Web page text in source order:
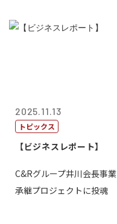
2025.11.13
トピックス
【ビジネスレポート】
C&Rグループ井川会長事業
承継プロジェクトに投魂